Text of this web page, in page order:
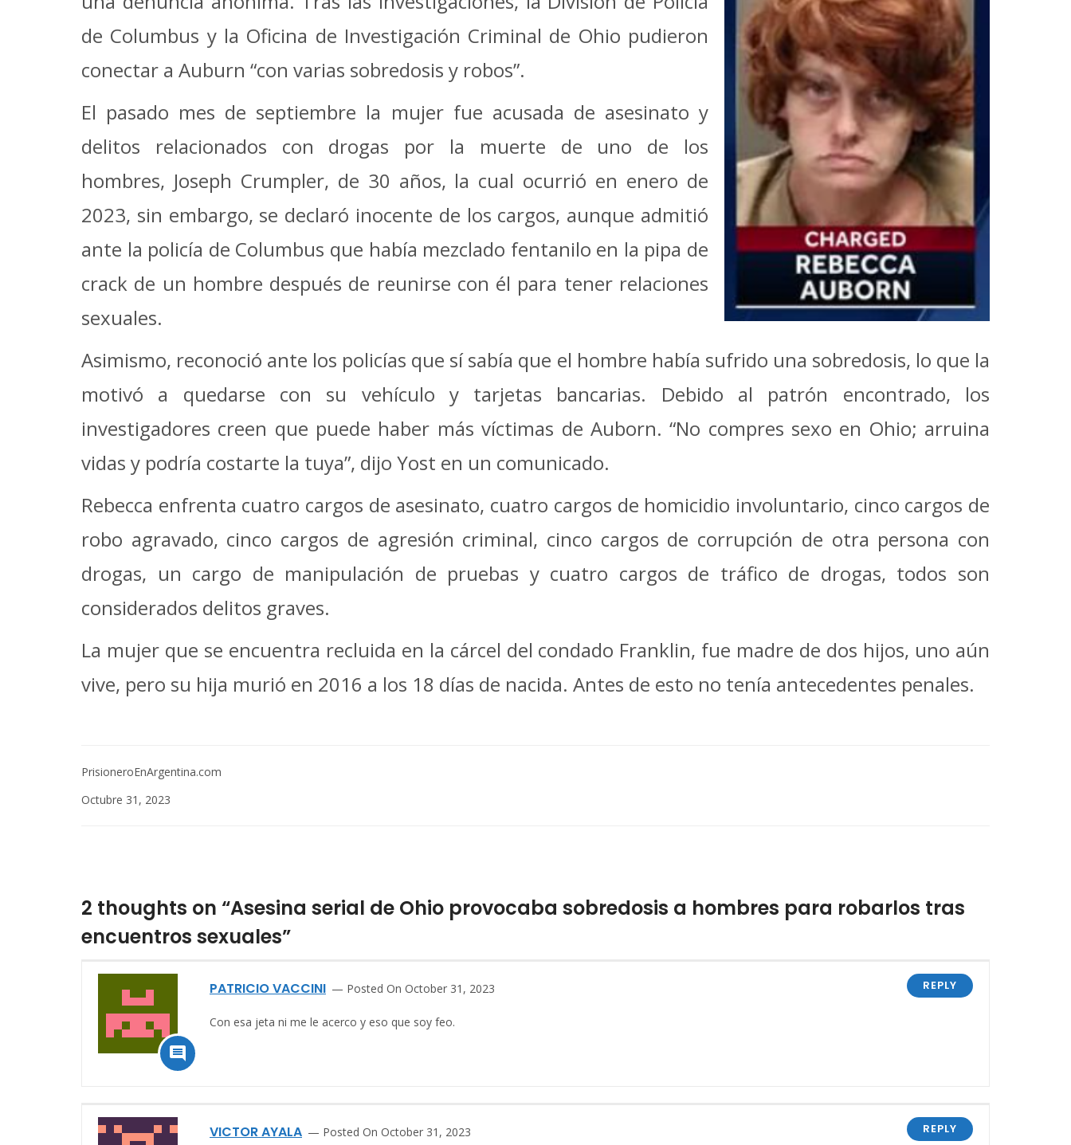
de Columbus y la Oficina de Investigación Criminal de Ohio pudieron
conectar a Auburn “con varias sobredosis y robos”.
El pasado mes de septiembre la mujer fue acusada de asesinato y
delitos relacionados con drogas por la muerte de uno de los
hombres, Joseph Crumpler, de 30 años, la cual ocurrió en enero de
2023, sin embargo, se declaró inocente de los cargos, aunque admitió
ante la policía de Columbus que había mezclado fentanilo en la pipa de
crack de un hombre después de reunirse con él para tener relaciones
sexuales.
Asimismo, reconoció ante los policías que sí sabía que el hombre había sufrido una sobredosis, lo que la
motivó a quedarse con su vehículo y tarjetas bancarias. Debido al patrón encontrado, los
investigadores creen que puede haber más víctimas de Auborn. “No compres sexo en Ohio; arruina
vidas y podría costarte la tuya”, dijo Yost en un comunicado.
Rebecca enfrenta cuatro cargos de asesinato, cuatro cargos de homicidio involuntario, cinco cargos de
robo agravado, cinco cargos de agresión criminal, cinco cargos de corrupción de otra persona con
drogas, un cargo de manipulación de pruebas y cuatro cargos de tráfico de drogas, todos son
considerados delitos graves.
La mujer que se encuentra recluida en la cárcel del condado Franklin, fue madre de dos hijos, uno aún
vive, pero su hija murió en 2016 a los 18 días de nacida. Antes de esto no tenía antecedentes penales.
PrisioneroEnArgentina.com
Octubre 31, 2023
2 thoughts on “Asesina serial de Ohio provocaba sobredosis a hombres para robarlos tras
encuentros sexuales”

PATRICIO VACCINI Posted On October 31, 2023 REPLY
Con esa jeta ni me le acerco y eso que soy feo.
VICTOR AYALA Posted On October 31, 2023 REPLY